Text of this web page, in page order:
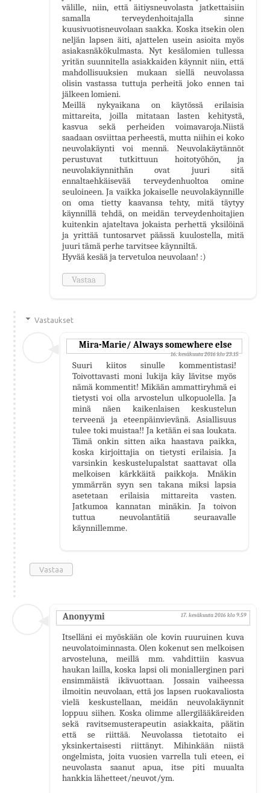
välille, niin, että äitiysneuvolasta jatkettaisiin
samalla terveydenhoitajalla sinne
kuusivuotisneuvolaan saakka. Koska itsekin olen
neljän lapsen äiti, ajattelen usein asioita myös
asiakasnäkökulmasta. Nyt kesälomien tullessa
yritän suunnitella asiakkaiden käynnit niin, että
mahdollisuuksien mukaan siellä neuvolassa
olisin vastassa tuttuja perheitä joko ennen tai
jälkeen lomieni.
Meillä nykyaikana on käytössä erilaisia
mittareita, joilla mitataan lasten kehitystä,
kasvua sekä perheiden voimavaroja.Niistä
saadaan osviittaa perheestä, mutta niihin ei koko
neuvolakäynti voi mennä. Neuvolakäytännöt
perustuvat tutkittuun hoitotyöhön, ja
neuvolakäynnithän ovat juuri sitä
ennaltaehkäisevää terveydenhuoltoa omine
seuloineen. Ja vaikka jokaiselle neuvolakäynnille
on oma tietty kaavansa tehty, mitä täytyy
käynnillä tehdä, on meidän terveydenhoitajien
kuitenkin ajateltava jokaista perhettä yksilöinä
ja yrittää tuntosarvet päässä kuulostella, mitä
juuri tämä perhe tarvitsee käynniltä.
Hyvää kesää ja tervetuloa neuvolaan! :)
Vastaa
Vastaukset
Mira-Marie/ Always somewhere else
16. kesäkuuta 2016 klo 23.15
Suuri kiitos sinulle kommentistasi!
Toivottavasti moni lukija käy lävitse myös
nämä kommentit! Mikään ammattiryhmä ei
tietysti voi olla arvostelun ulkopuolella. Ja
minä näen kaikenlaisen keskustelun
terveenä ja eteenpäinvievänä. Asiallisuus
tulee toki muistaa!! Ja ketään ei saa loukata.
Tämä onkin sitten aika haastava paikka,
koska kirjoittajia on tietysti erilaisia. Ja
varsinkin keskustelupalstat saattavat olla
melkoisen kärkkäitä paikkoja. Mnäkin
ymmärrän syyn sen takana miksi lapsia
asetetaan erilaisia mittareita vasten.
Jatkumoa kannatan minäkin. Ja toivon
tuttua neuvolantätiä seuraavalle
käynnillemme.
Vastaa
Anonyymi 17. kesäkuuta 2016 klo 9.59
Itselläni ei myöskään ole kovin ruuruinen kuva
neuvolatoiminnasta. Olen kokenut sen melkoisen
arvosteluna, meillä mm. vahdittiin kasvua
haukan lailla, koska lapsi oli moniallerginen pari
ensimmäistä ikävuottaan. Jossain vaiheessa
ilmoitin neuvolaan, että jos lapsen ruokavaliosta
vielä keskustellaan, meidän neuvolakäynnit
loppuu siihen. Koska olimme allergilääkäreiden
sekä ravitsemusterapeutin asiakkaita, päätin
että se riittää. Neuvolassa tietotaito ei
yksinkertaisesti riittänyt. Mihinkään niistä
ongelmista, joita vuosien varrella tuli eteen, ei
neuvolasta saanut apua, itse piti muualta
hankkia lähetteet/neuvot/ym.